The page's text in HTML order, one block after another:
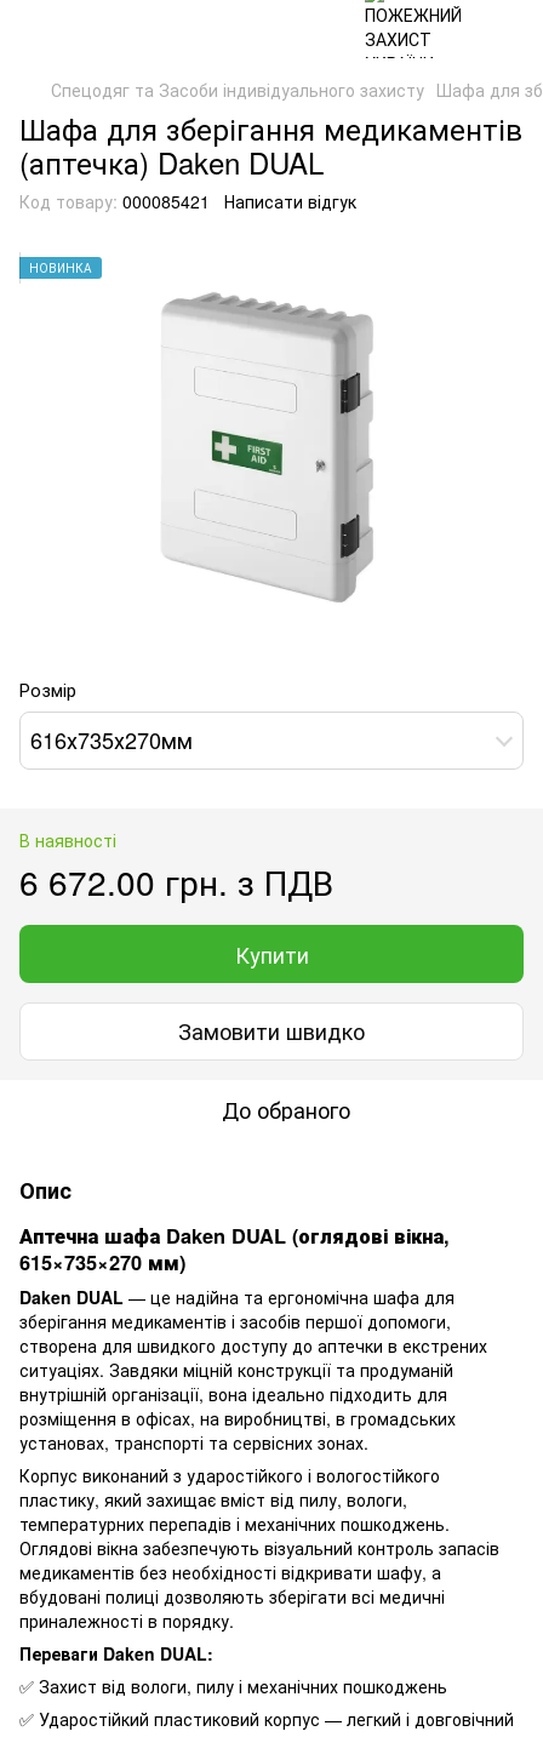
Спецодяг та Засоби індивідуального захисту Шафа для
Шафа для зберігання медикаментів
(аптечка) Daken DUAL
Код товару: 000085421 Написати відгук
НОВИНКА
Розмір
616х735х270мм
В наявності
6 672.00 грн. з ПДВ
Купити
Замовити швидко
До обраного
Опис
Аптечна шафа Daken DUAL (оглядові вікна,
615×735×270 мм)
Daken DUAL — це надійна та ергономічна шафа для
зберігання медикаментів і засобів першої допомоги,
створена для швидкого доступу до аптечки в екстрених
ситуаціях. Завдяки міцній конструкції та продуманій
внутрішній організації, вона ідеально підходить для
розміщення в офісах, на виробництві, в громадських
установах, транспорті та сервісних зонах.
Корпус виконаний з ударостійкого і вологостійкого
пластику, який захищає вміст від пилу, вологи,
температурних перепадів і механічних пошкоджень.
Оглядові вікна забезпечують візуальний контроль запасів
медикаментів без необхідності відкривати шафу, а
вбудовані полиці дозволяють зберігати всі медичні
приналежності в порядку.
Переваги Daken DUAL:
✅ Захист від вологи, пилу і механічних пошкоджень
✅ Ударостійкий пластиковий корпус — легкий і довговічний